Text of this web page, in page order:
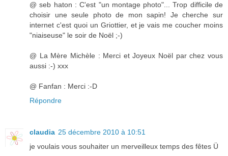
@ seb haton : C'est "un montage photo"... Trop difficile de
choisir une seule photo de mon sapin! Je cherche sur
internet c'est quoi un Griottier, et je vais me coucher moins
"niaiseuse" le soir de Noël ;-)
@ La Mère Michèle : Merci et Joyeux Noël par chez vous
aussi :-) xxx
@ Fanfan : Merci :-D
Répondre
claudia 25 décembre 2010 à 10:51
je voulais vous souhaiter un merveilleux temps des fêtes Ü